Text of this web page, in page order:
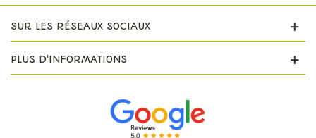
SUR LES RÉSEAUX SOCIAUX
PLUS D'INFORMATIONS